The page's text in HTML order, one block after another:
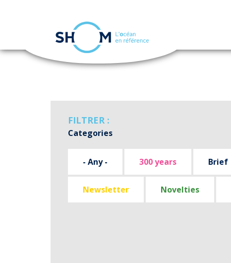
Skip
FILTRER :
Categories
- Any - 300 years Brief
Newsletter Novelties